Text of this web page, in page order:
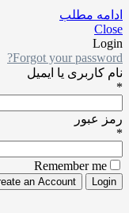
ادامه مطلب
Close
Login
Forgot your password?
نام کاربری یا ایمیل
*
رمز عبور
*
Remember me